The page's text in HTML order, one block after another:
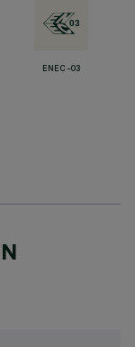
ENEC-03